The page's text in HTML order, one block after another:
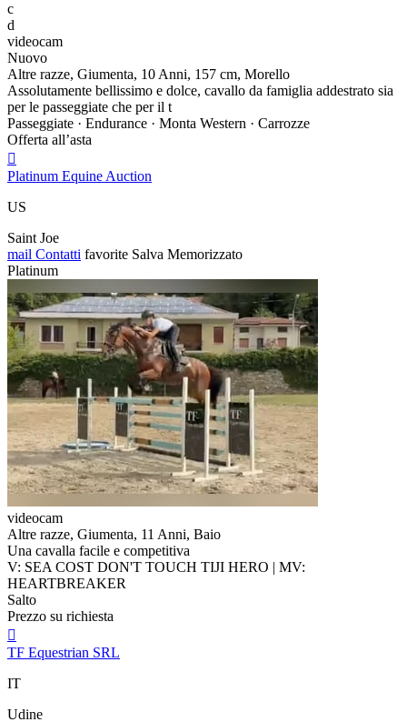
c
d
videocam
Nuovo
Altre razze, Giumenta, 10 Anni, 157 cm, Morello
Assolutamente bellissimo e dolce, cavallo da famiglia addestrato sia
per le passeggiate che per il t
Passeggiate · Endurance · Monta Western · Carrozze
Offerta all’asta

Platinum Equine Auction
US
Saint Joe
mail Contatti favorite Salva Memorizzato
Platinum
videocam
Altre razze, Giumenta, 11 Anni, Baio
Una cavalla facile e competitiva
V: SEA COST DON'T TOUCH TIJI HERO | MV:
HEARTBREAKER
Salto
Prezzo su richiesta

TF Equestrian SRL
IT
Udine